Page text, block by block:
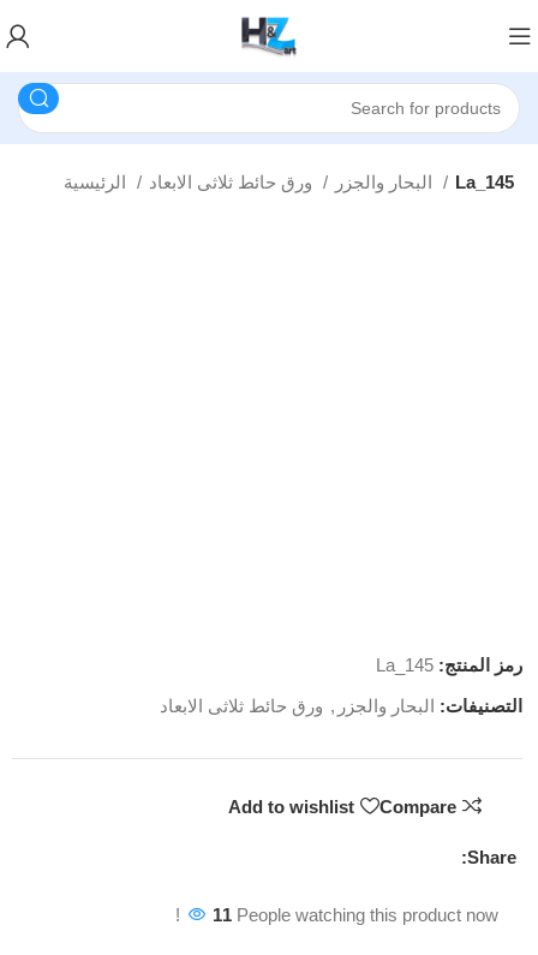
La_145
رمز المنتج:La_145
التصنيفات: البحار والجزر , ورق حائط ثلاثى الابعاد
Compare
Add to wishlist
Share:
11 People watching this product now!